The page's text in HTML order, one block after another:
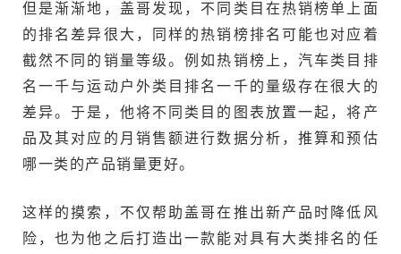
但是渐渐地，盖哥发现，不同类目在热销榜单上面
的排名差异很大，同样的热销榜排名可能也对应着
截然不同的销量等级。例如热销榜上，汽车类目排
名一千与运动户外类目排名一千的量级存在很大的
差异。于是，他将不同类目的图表放置一起，将产
品及其对应的月销售额进行数据分析，推算和预估
哪一类的产品销量更好。
这样的摸索，不仅帮助盖哥在推出新产品时降低风
险，也为他之后打造出一款能对具有大类排名的任